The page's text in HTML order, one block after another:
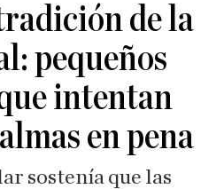
de la
pequeños
intentan
en pena
sostenía que las